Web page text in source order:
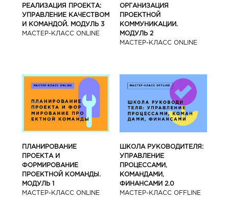
РЕАЛИЗАЦИЯ ПРОЕКТА:
УПРАВЛЕНИЕ КАЧЕСТВОМ
И КОМАНДОЙ. МОДУЛЬ 3
МАСТЕР-КЛАСС ONLINE
ОРГАНИЗАЦИЯ
ПРОЕКТНОЙ
КОММУНИКАЦИИ.
МОДУЛЬ 2
МАСТЕР-КЛАСС ONLINE
ПЛАНИРОВАНИЕ
ПРОЕКТА И
ФОРМИРОВАНИЕ
ПРОЕКТНОЙ КОМАНДЫ.
МОДУЛЬ 1
МАСТЕР-КЛАСС ONLINE
ШКОЛА РУКОВОДИТЕЛЯ:
УПРАВЛЕНИЕ
ПРОЦЕССАМИ,
КОМАНДАМИ,
ФИНАНСАМИ 2.0
МАСТЕР-КЛАСС OFFLINE